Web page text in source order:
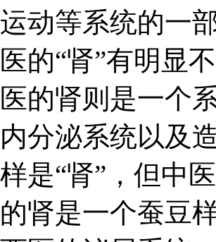
运动等系统的一
医的“肾”有明显
医的肾则是一个
内分泌系统以及
样是“肾”，但中
的肾是一个蚕豆